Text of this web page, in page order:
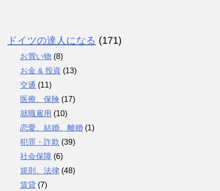
ドイツの達人になる (171)
お買い物 (8)
お金 & 投資 (13)
交通 (11)
医療、保険 (17)
就職雇用 (10)
恋愛、結婚、離婚 (1)
犯罪・詐欺 (39)
社会保障 (6)
規則、法律 (48)
賃貸 (7)